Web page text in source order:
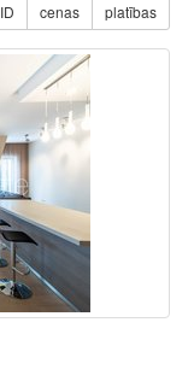
ID cenas platības